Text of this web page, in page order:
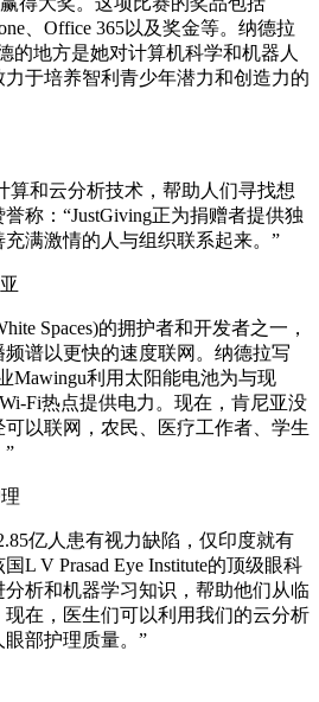
、Office 365以及奖金等。纳德拉
的地方是她对计算机科学和机器人
于培养智利青少年潜力和创造力的
算和云分析技术，帮助人们寻找想
称：“JustGiving正为捐赠者提供独
满激情的人与组织联系起来。”
Spaces)的拥护者和开发者之一，
谱以更快的速度联网。纳德拉写
Mawingu利用太阳能电池为与现
Fi热点提供电力。现在，肯尼亚没
以联网，农民、医疗工作者、学生
”
亿人患有视力缺陷，仅印度就有
L V Prasad Eye Institute的顶级眼科
析和机器学习知识，帮助他们从临
在，医生们可以利用我们的云分析
部护理质量。”